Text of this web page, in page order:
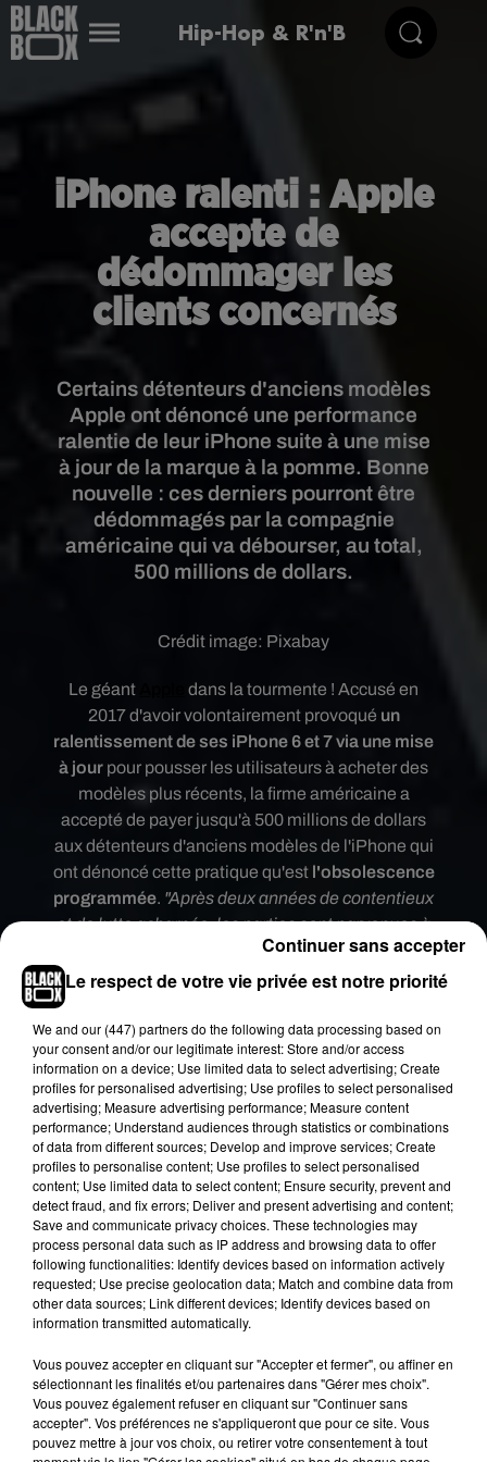
Hip-Hop & R'n'B
iPhone ralenti : Apple
accepte de
dédommager les
clients concernés
Certains détenteurs d'anciens modèles
Apple ont dénoncé une performance
ralentie de leur iPhone suite à une mise
à jour de la marque à la pomme. Bonne
nouvelle : ces derniers pourront être
dédommagés par la compagnie
américaine qui va débourser, au total,
500 millions de dollars.
Crédit image: Pixabay
Le géant
dans la tourmente ! Accusé en
2017 d'avoir volontairement provoqué un
ralentissement de ses iPhone 6 et 7 via une mise
à jour pour pousser les utilisateurs à acheter des
modèles plus récents, la firme américaine a
accepté de payer jusqu'à 500 millions de dollars
aux détenteurs d'anciens modèles de l'iPhone qui
ont dénoncé cette pratique qu'est l'obsolescence
programmée. "Après deux années de contentieux
et de lutte acharnée, les parties sont parvenues à
, a indiqué vendredi une cour de San
José, en Californie.
Figaro, l’entreprise américaine nie toute
obsolescence programmée de ses produits, mais
souhaite limiter les frais de justice. Afin de mettre
fin aux poursuites judiciaires, elle a donc accepté
de verser 500 millions de dollarsaux possesseurs
américains d’iPhone 6, 6 Plus, 6S, 6S Plus, 7, 7
Plus et SEmis en cause. Ceux-ci recevront
environ 25 dollars par smartphone acheté, en
fonction du nombre de personnes qui feront les
démarches pour obtenir ce dédommagement.
Sanctionnée en France
Même combat dans l'Hexagone où la firme
américaine a été sanctionnée le mois dernierpour
n'avoir pas prévenu que des mises à jour
pouvaient ralentir les vieux iPhones, et
Le respect de votre vie privée est notre priorité
We and our (447) partnersdo the following data processing based on
your consent and/or our legitimate interest: Store and/or access
information on a device; Use limited data to select advertising; Create
profiles for personalised advertising; Use profiles to select personalised
advertising; Measure advertising performance; Measure content
performance; Understand audiences through statistics or combinations
of data from different sources; Develop and improve services; Create
profiles to personalise content; Use profiles to select personalised
content; Use limited data to select content; Ensure security, prevent and
detect fraud, and fix errors; Deliver and present advertising and content;
Save and communicate privacy choices. These technologies may
process personal data such as IP address and browsing data to offer
following functionalities: Identify devices based on information actively
requested; Use precise geolocation data; Match and combine data from
other data sources; Link different devices; Identify devices based on
information transmitted automatically.
Vous pouvez accepter en cliquant sur "Accepter et fermer", ou affiner en
sélectionnant les finalités et/ou partenaires dans "Gérer mes choix".
Vous pouvez également refuser en cliquant sur "Continuer sans
accepter". Vos préférences ne s'appliqueront que pour ce site. Vous
pouvez mettre à jour vos choix, ou retirer votre consentement à tout
Continuer sans accepter